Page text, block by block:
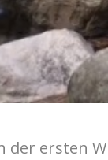
der ersten